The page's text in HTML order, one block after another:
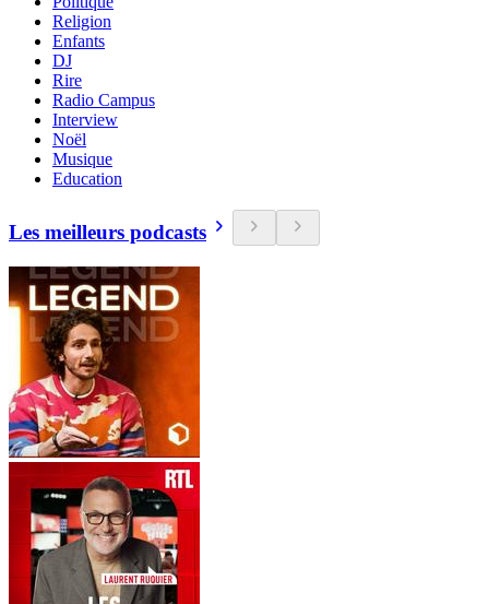
Religion
Enfants
DJ
Rire
Radio Campus
Interview
Noël
Musique
Education
Les meilleurs podcasts